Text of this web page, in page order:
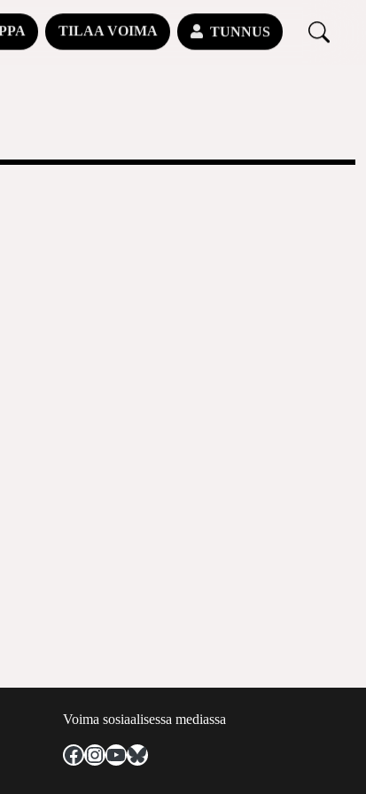
TILAA VOIMA TUNNUS
Voima sosiaalisessa mediassa
Facebook
Instagram
YouTube
Bluesky